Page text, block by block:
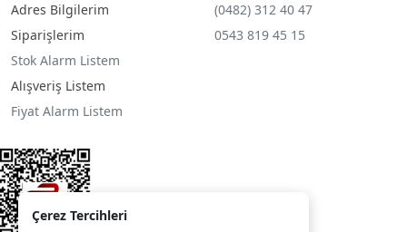
Adres Bilgilerim
Siparişlerim
Stok Alarm Listem
Alışveriş Listem
Fiyat Alarm Listem
(0482) 312 40 47
0543 819 45 15
Çerez Tercihleri